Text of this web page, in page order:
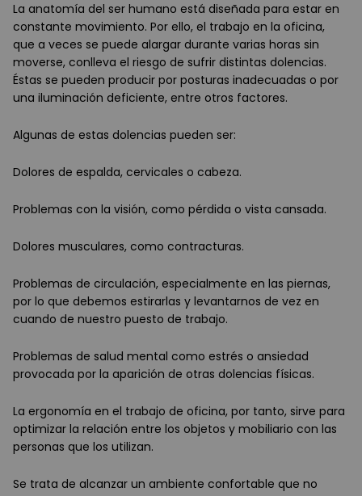
La anatomía del ser humano está diseñada para estar en
constante movimiento. Por ello, el trabajo en la oficina,
que a veces se puede alargar durante varias horas sin
moverse, conlleva el riesgo de sufrir distintas dolencias.
Éstas se pueden producir por posturas inadecuadas o por
una iluminación deficiente, entre otros factores.
Algunas de estas dolencias pueden ser:
Dolores de espalda, cervicales o cabeza.
Problemas con la visión, como pérdida o vista cansada.
Dolores musculares, como contracturas.
Problemas de circulación, especialmente en las piernas,
por lo que debemos estirarlas y levantarnos de vez en
cuando de nuestro puesto de trabajo.
Problemas de salud mental como estrés o ansiedad
provocada por la aparición de otras dolencias físicas.
La ergonomía en el trabajo de oficina, por tanto, sirve para
optimizar la relación entre los objetos y mobiliario con las
personas que los utilizan.
Se trata de alcanzar un ambiente confortable que no